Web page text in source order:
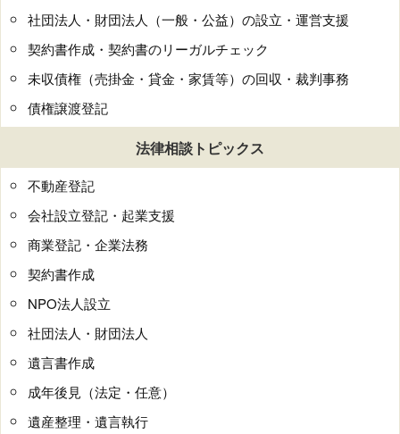
社団法人・財団法人（一般・公益）の設立・運営支援
契約書作成・契約書のリーガルチェック
未収債権（売掛金・貸金・家賃等）の回収・裁判事務
債権譲渡登記
法律相談トピックス
不動産登記
会社設立登記・起業支援
商業登記・企業法務
契約書作成
NPO法人設立
社団法人・財団法人
遺言書作成
成年後見（法定・任意）
遺産整理・遺言執行